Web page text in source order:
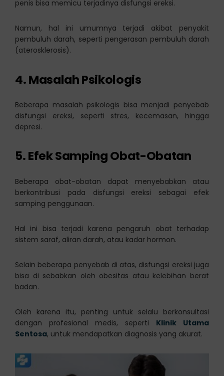
penis bisa memicu terjadinya disfungsi ereksi.
Namun, hal ini umumnya terjadi akibat penyakit
pembuluh darah, seperti pengerasan pembuluh darah
(aterosklerosis).
4. Masalah Psikologis
Beberapa masalah psikologis bisa menjadi penyebab
disfungsi ereksi, seperti stres, kecemasan, hingga
depresi.
5. Efek Samping Obat-Obatan
Beberapa obat-obatan dapat menyebabkan atau
berkontribusi pada disfungsi ereksi sebagai efek
samping penggunaan.
Hal ini bisa terjadi karena pengaruh obat terhadap
sistem saraf, aliran darah, atau kadar hormon.
Selain beberapa penyebab di atas, disfungsi ereksi juga
bisa di sebabkan oleh obesitas atau kelebihan berat
badan.
Oleh karena itu, penting untuk selalu berkonsultasi
dengan profesional medis, seperti Klinik Utama
Sentosa, untuk mendapatkan diagnosis yang akurat.